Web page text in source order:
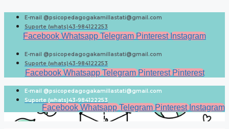
para
conteúdo
E-mail @psicopedagogakamillastati@gmail.com
Suporte (whats)43-984122253
Facebook Whatsapp Telegram Pinterest Instagram
E-mail @psicopedagogakamillastati@gmail.com
Suporte (whats)43-984122253
Facebook Whatsapp Telegram Pinterest Pinterest
E-mail @psicopedagogakamillastati@gmail.com
Suporte (whats)43-984122253
Facebook Whatsapp Telegram Pinterest Instagram